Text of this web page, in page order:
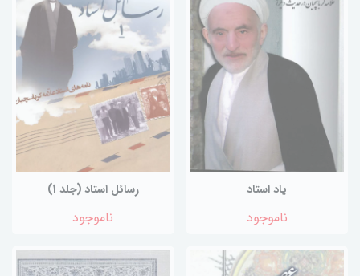
یاد استاد
ناموجود
رسائل استاد (جلد 1)
ناموجود